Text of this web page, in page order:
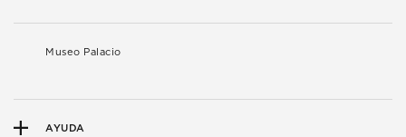
Museo Palacio
AYUDA